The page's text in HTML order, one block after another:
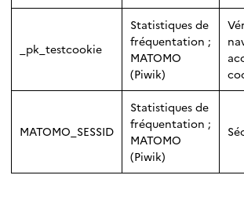
_pk_testcookie
Statistiques de
fréquentation ;
MATOMO
(Piwik)
MATOMO_SESSID
Statistiques de
fréquentation ;
MATOMO
(Piwik)